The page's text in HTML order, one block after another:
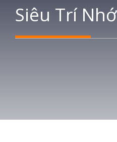
Siêu Trí Nhớ